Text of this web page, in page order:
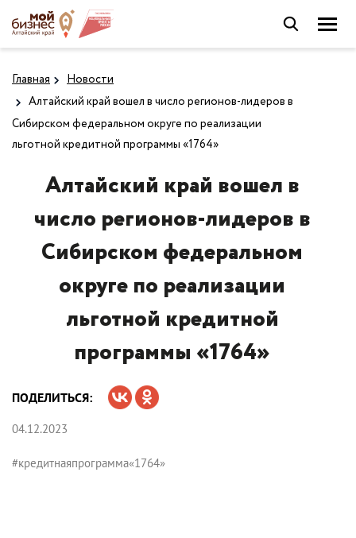
Главная
Новости
Алтайский край вошел в число регионов-лидеров в
Сибирском федеральном округе по реализации
льготной кредитной программы «1764»
Алтайский край вошел в
число регионов-лидеров в
Сибирском федеральном
округе по реализации
льготной кредитной
программы «1764»
ПОДЕЛИТЬСЯ:
04.12.2023
#кредитнаяпрограмма«1764»